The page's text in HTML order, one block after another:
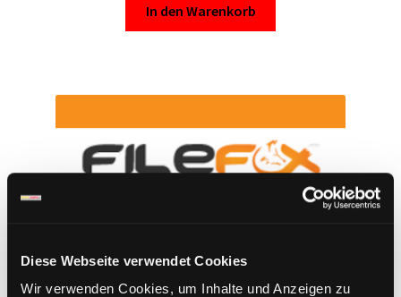
Diese Webseite verwendet Cookies
Wir verwenden Cookies, um Inhalte und Anzeigen zu
In den Warenkorb